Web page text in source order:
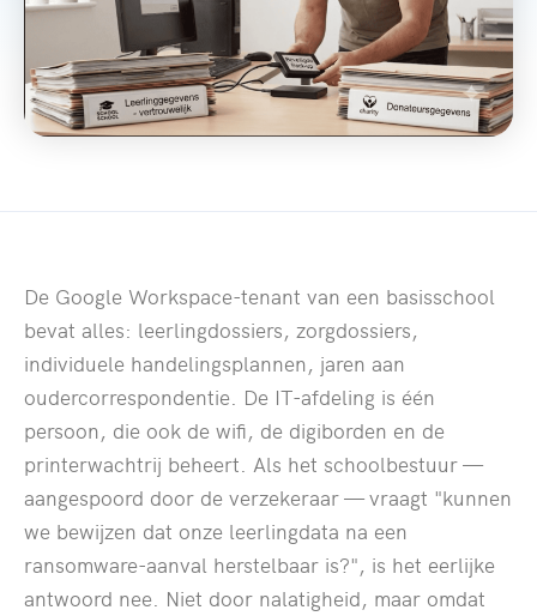
De Google Workspace-tenant van een basisschool
bevat alles: leerlingdossiers, zorgdossiers,
individuele handelingsplannen, jaren aan
oudercorrespondentie. De IT-afdeling is één
persoon, die ook de wifi, de digiborden en de
printerwachtrij beheert. Als het schoolbestuur —
aangespoord door de verzekeraar — vraagt "kunnen
we bewijzen dat onze leerlingdata na een
ransomware-aanval herstelbaar is?", is het eerlijke
antwoord nee. Niet door nalatigheid, maar omdat